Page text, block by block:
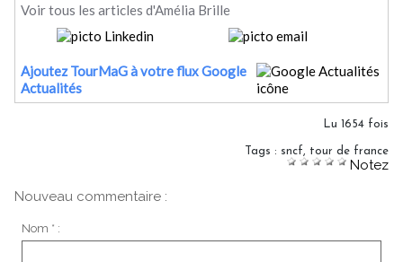
Voir tous les articles d'Amélia Brille
Ajoutez TourMaG à votre flux Google
Actualités
Lu 1654 fois
Tags : sncf, tour de france
Notez
Nouveau commentaire :
Nom * :